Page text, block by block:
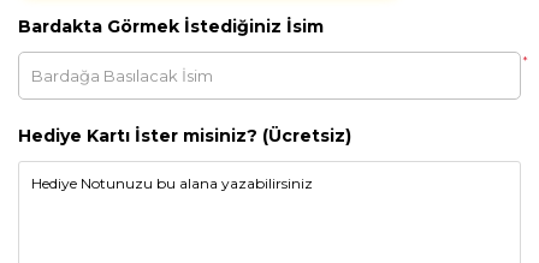
Bardakta Görmek İstediğiniz İsim
*
Hediye Kartı İster misiniz? (Ücretsiz)